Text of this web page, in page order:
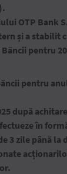
OTP Bank
și a
pentru
pentru
după
în
3 zile până la